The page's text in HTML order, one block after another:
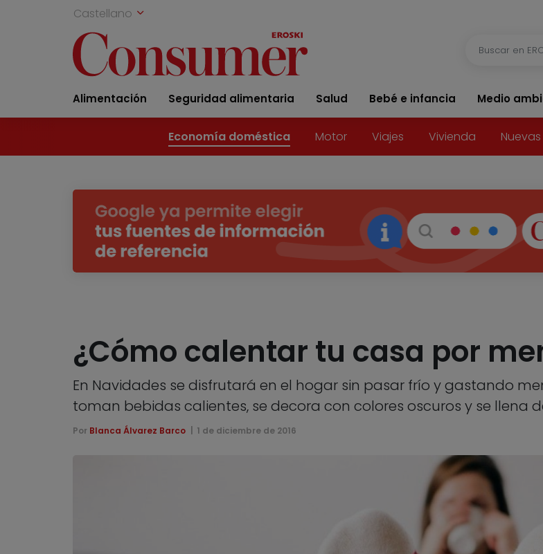
Castellano
Alimentación Seguridad alimentaria Salud Bebé e infancia Medio
Economía doméstica Motor Viajes Vivienda
¿Cómo calentar tu casa por
En Navidades se disfrutará en el hogar sin pasar frío y gastando
toman bebidas calientes, se decora con colores oscuros y se llena
Por Blanca Álvarez Barco 1 de diciembre de 2016